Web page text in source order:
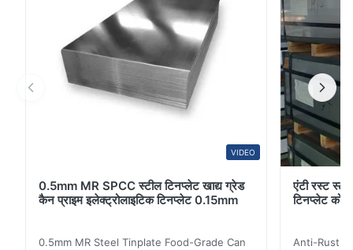
VIDEO
0.5mm MR SPCC स्टील टिनप्लेट खाद्य ग्रेड
कैन प्राइम इलेक्ट्रोलाइटिक टिनप्लेट 0.15mm
0.5mm MR Steel Tinplate Food-Grade Can
एंटी रस्ट
टिनप्लेट
Anti-Rust